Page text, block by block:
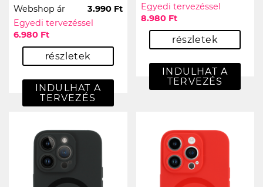
Webshop ár
3.990 Ft
Egyedi tervezéssel
6.980 Ft
részletek
INDULHAT A
TERVEZÉS
Egyedi tervezéssel
8.980 Ft
részletek
INDULHAT A
TERVEZÉS